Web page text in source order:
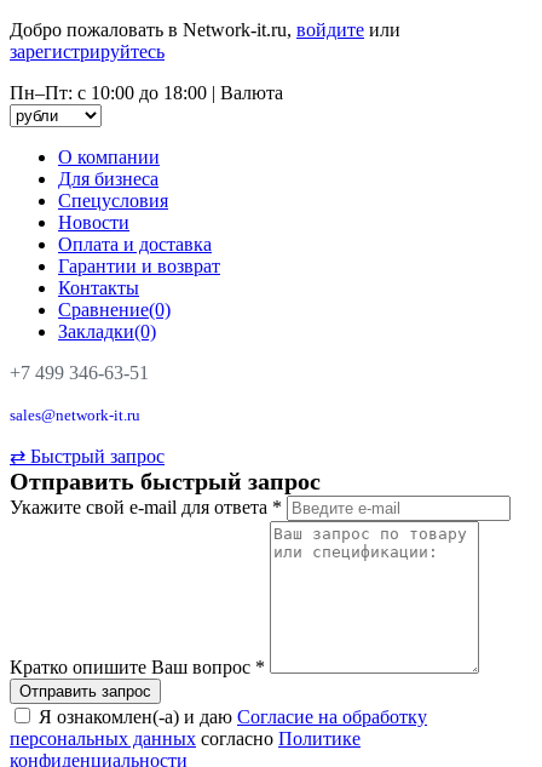
Добро пожаловать в Network-it.ru, войдите или
зарегистрируйтесь
Пн–Пт: с 10:00 до 18:00 | Валюта
О компании
Для бизнеса
Спецусловия
Новости
Оплата и доставка
Гарантии и возврат
Контакты
Сравнение(0)
Закладки(0)
+7 499 346-63-51
sales@network-it.ru
⇄ Быстрый запрос
Отправить быстрый запрос
Укажите свой e-mail для ответа *
Кратко опишите Ваш вопрос *
Я ознакомлен(-а) и даю Согласие на обработку
персональных данных согласно Политике
конфиденциальности